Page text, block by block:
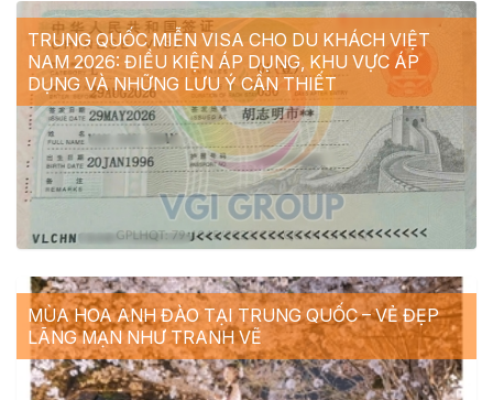
TRUNG QUỐC MIỄN VISA CHO DU KHÁCH VIỆT
NAM 2026: ĐIỀU KIỆN ÁP DỤNG, KHU VỰC ÁP
DỤNG VÀ NHỮNG LƯU Ý CẦN THIẾT
MÙA HOA ANH ĐÀO TẠI TRUNG QUỐC – VẺ ĐẸP
LÃNG MẠN NHƯ TRANH VẼ